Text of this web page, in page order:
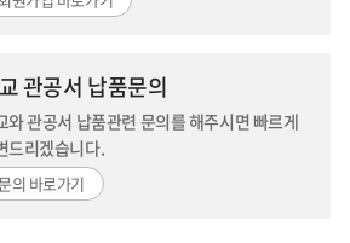
관공서 납품문의
와 관공서 납품관련 문의를 해주시면 빠르게
드리겠습니다.
의 바로가기